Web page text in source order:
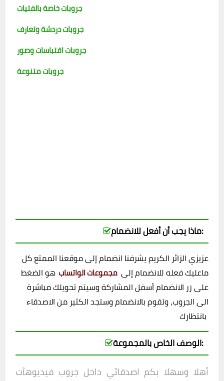
جروبات خاصة بالفتيات
جروبات اقتباسات وصور
جروبات متنوعة
ماذا يجب أن أفعل للانضمام:
عزيزي الزائر الكريم يشرفنا انضمام إلى موقعنا الممتع كل
ماعليك فعله للانضمام إلى مجموعات الواتساب هو الضغط
على زر الانضمام أسفل المشاركة وسيتم تحويلك مباشرة
الى الجروب، وتقوم بالانضمام وستجد الكثير من الاصدقاء
الوصف الخاص بالمجموعة:
أهلا وسهلا بكم اصدقائي داخل جروب فيديوهآت